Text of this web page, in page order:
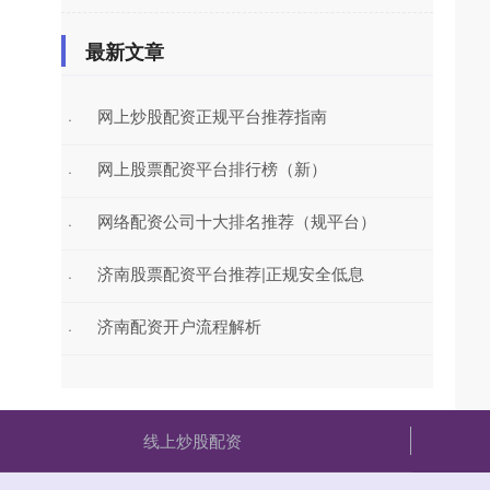
最新文章
· 网上炒股配资正规平台推荐指南
· 网上股票配资平台排行榜（新）
· 网络配资公司十大排名推荐（规平台）
· 济南股票配资平台推荐|正规安全低息
· 济南配资开户流程解析
线上炒股配资